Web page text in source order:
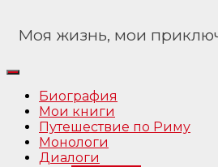
Моя жизнь, мои
Биография
Мои книги
Путешествие по Риму
Монологи
Диалоги